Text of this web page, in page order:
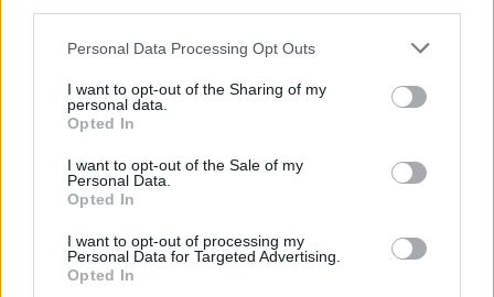
Please note that this website/app uses one or more Google
not limited to your visit or usage behaviour. You may click to
grant or deny consent to Google and its third-party tags to
use your data for below specified purposes in below Google
consent section.
Personal Data Processing Opt Outs
I want to opt-out of the Sharing of my
personal data.
Opted In
I want to opt-out of the Sale of my
Personal Data.
Opted In
I want to opt-out of processing my
Personal Data for Targeted Advertising.
Opted In
nyitottam a GYÓGYSZERES SZEKRÉNYT.”